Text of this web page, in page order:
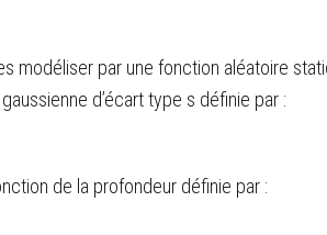
par une fonction aléatoire
d’écart type s définie par :
de la profondeur définie par :